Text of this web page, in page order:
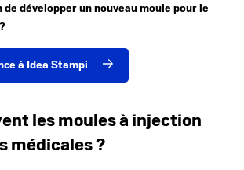
de développer un nouveau moule pour le
à Idea Stampi
les moules à injection
médicales ?